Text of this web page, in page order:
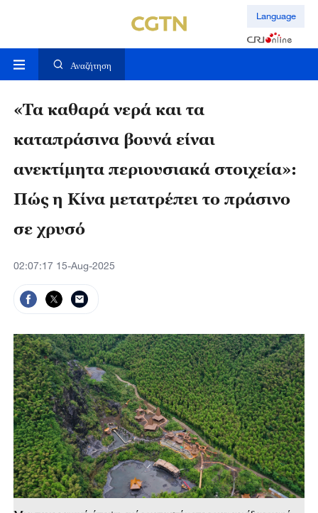
Language
Αναζήτηση
«Τα καθαρά νερά και τα
καταπράσινα βουνά είναι
ανεκτίμητα περιουσιακά στοιχεία»:
Πώς η Κίνα μετατρέπει το πράσινο
σε χρυσό
02:07:17 15-Aug-2025